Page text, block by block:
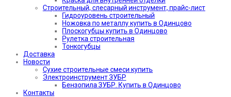
Строительный, слесарный инструмент, прайс-лист
Гидроуровень строительный
Ножовка по металлу купить в Одинцово
Плоскогубцы купить в Одинцово
Рулетка строительная
Тонкогубцы
Доставка
Новости
Сухие строительные смеси купить
Электроинструмент ЗУБР
Бензопила ЗУБР. Купить в Одинцово
Контакты